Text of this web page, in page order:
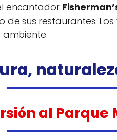
encantador
sus restaurantes.
ambiente.
al Parque